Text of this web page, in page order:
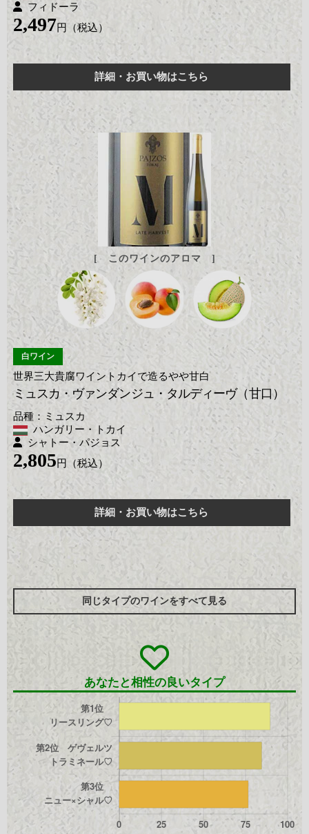
フィドーラ
2,497
詳細・お買い物はこちら
[ このワインのアロマ ]
白ワイン
世界三大貴腐ワイントカイで造るやや甘白
ミュスカ・ヴァンダンジュ・タルディーヴ（甘口）
ミュスカ
ハンガリー・トカイ
シャトー・パジョス
2,805
詳細・お買い物はこちら
同じタイプのワインをすべて見る
あなたと相性の良いタイプ